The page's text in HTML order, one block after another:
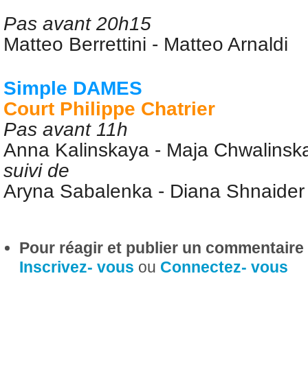
Pas avant 20h15
Matteo Berrettini - Matteo Arnaldi
Simple DAMES
Court Philippe Chatrier
Pas avant 11h
Anna Kalinskaya - Maja
suivi de
Aryna Sabalenka - Diana Shnaider
Pour réagir et publier un
Inscrivez- vous ou Connectez- vous